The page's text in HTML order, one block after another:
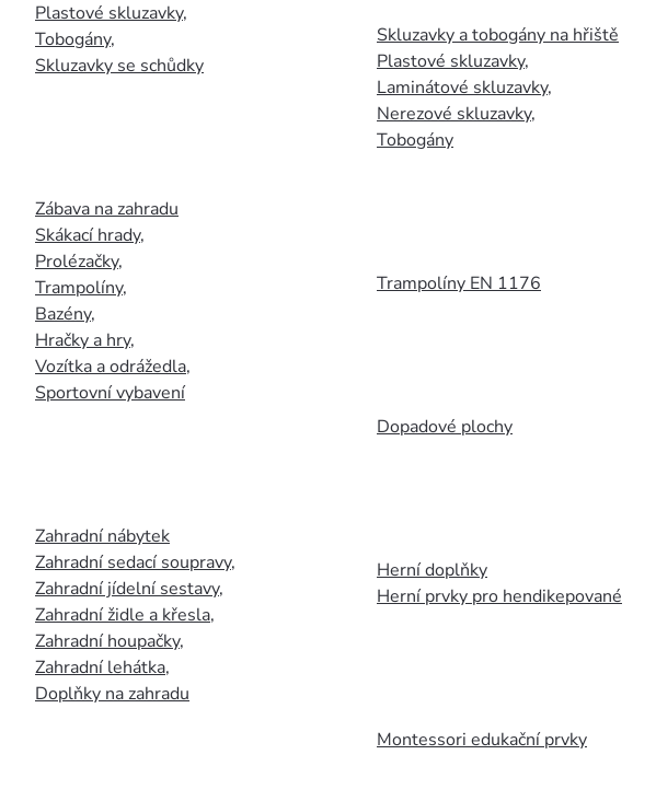
Plastové skluzavky,
Tobogány,
Skluzavky se schůdky
Zábava na zahradu
Skákací hrady,
Prolézačky,
Trampolíny,
Bazény,
Hračky a hry,
Vozítka a odrážedla,
Sportovní vybavení
Zahradní nábytek
Zahradní sedací soupravy,
Zahradní jídelní sestavy,
Zahradní židle a křesla,
Zahradní houpačky,
Zahradní lehátka,
Doplňky na zahradu
Skluzavky a tobogány na hřiště
Plastové skluzavky,
Laminátové skluzavky,
Nerezové skluzavky,
Tobogány
Trampolíny EN 1176
Dopadové plochy
Herní doplňky
Herní prvky pro hendikepované
Montessori edukační prvky